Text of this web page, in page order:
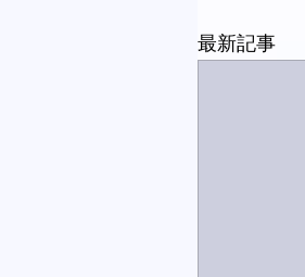
最新記事